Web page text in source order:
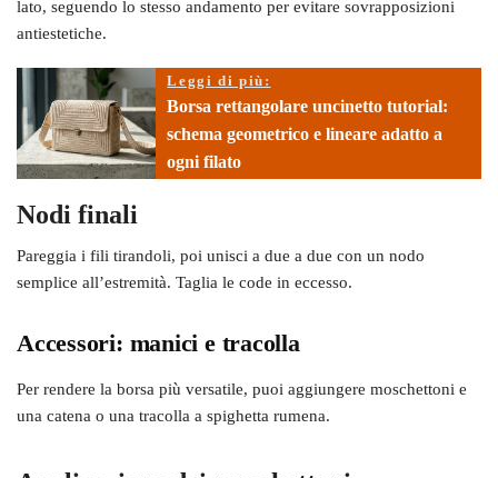
lato, seguendo lo stesso andamento per evitare sovrapposizioni
antiestetiche.
Leggi di più:
Borsa rettangolare uncinetto tutorial:
schema geometrico e lineare adatto a
ogni filato
Nodi finali
Pareggia i fili tirandoli, poi unisci a due a due con un nodo
semplice all’estremità. Taglia le code in eccesso.
Accessori: manici e tracolla
Per rendere la borsa più versatile, puoi aggiungere moschettoni e
una catena o una tracolla a spighetta rumena.